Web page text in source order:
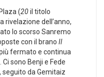
(20il titolo
rivelazione dell’anno,
lo scorso Sanremo
con il brano Il
fermato e continua
sono Benji e Fede
, seguito da Gemitaiz